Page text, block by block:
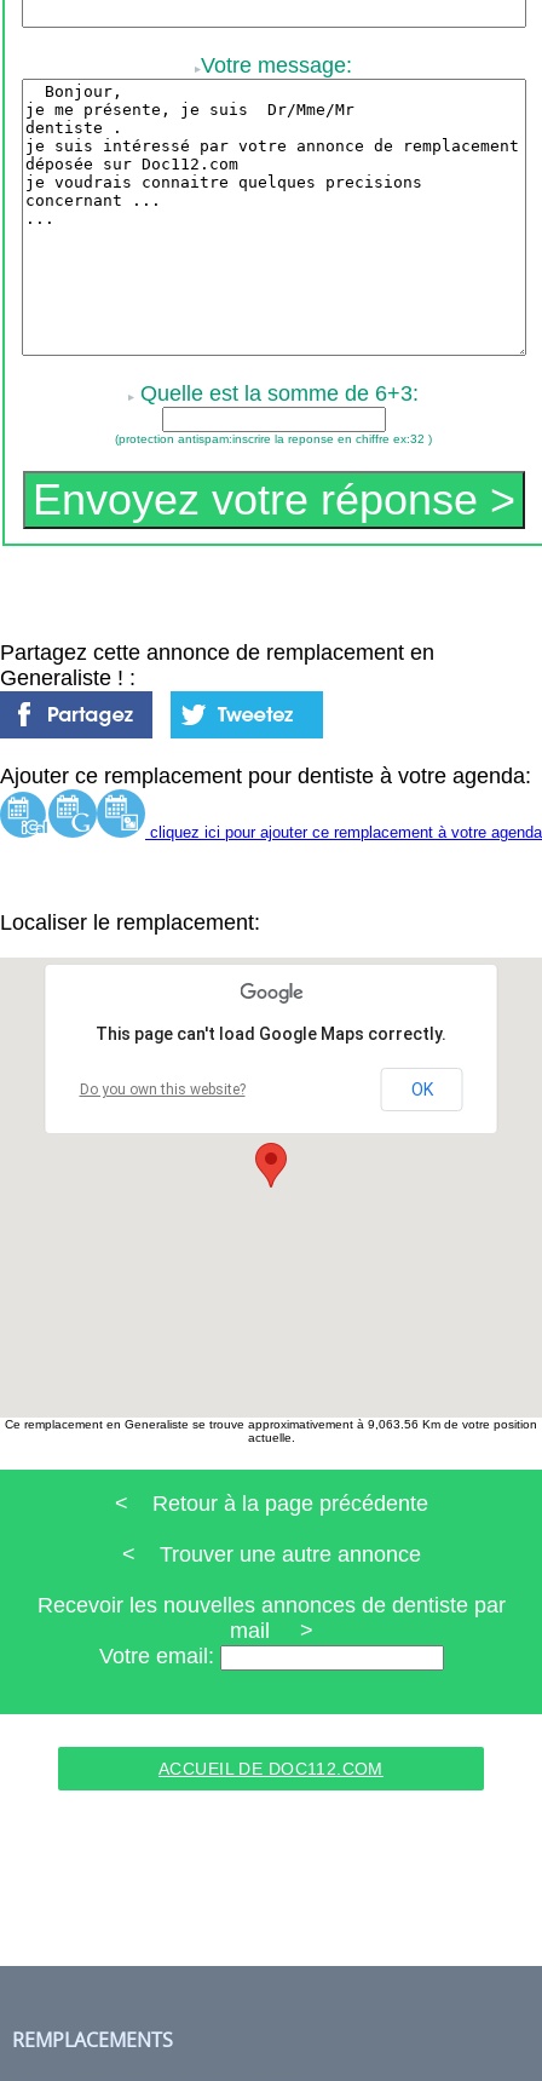
Votre message:
Quelle est la somme de 6+3:
(protection antispam:inscrire la reponse en chiffre ex:32 )
Partagez cette annonce de remplacement en
Generaliste ! :
Ajouter ce remplacement pour dentiste à votre agenda:
cliquez ici pour ajouter ce remplacement à votre agenda
Localiser le remplacement:
This page can't load Google Maps correctly.
Do you own this website? OK
Ce remplacement en Generaliste se trouve approximativement à 9,063.56 Km de votre position
actuelle.
< Retour à la page précédente
< Trouver une autre annonce
Recevoir les nouvelles annonces de dentiste par
mail >
Votre email:
ACCUEIL DE DOC112.COM
REMPLACEMENTS